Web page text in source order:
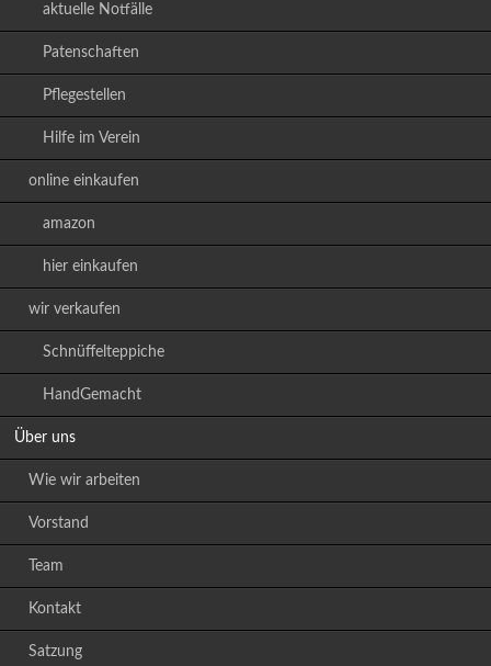
aktuelle Notfälle
Patenschaften
Pflegestellen
Hilfe im Verein
online einkaufen
amazon
hier einkaufen
wir verkaufen
Schnüffelteppiche
HandGemacht
Über uns
Wie wir arbeiten
Vorstand
Team
Kontakt
Satzung